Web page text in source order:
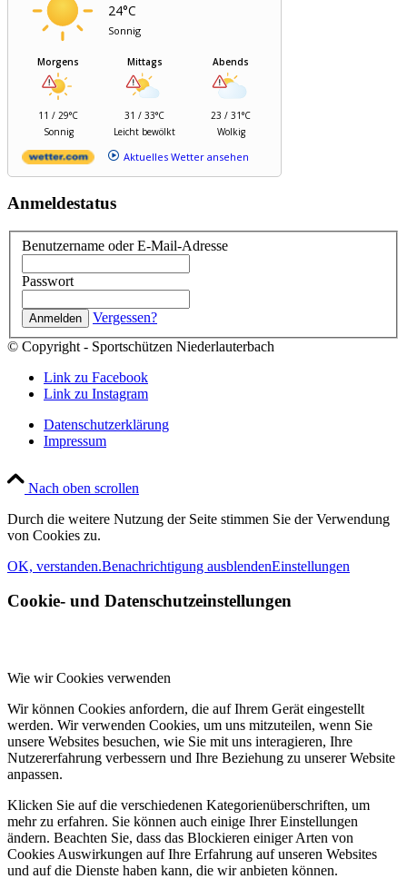
24°C
Sonnig
Morgens
11 / 29°C
Sonnig
Mittags
31 / 33°C
Leicht bewölkt
Abends
23 / 31°C
Wolkig
Aktuelles Wetter ansehen
Anmeldestatus
Benutzername oder E-Mail-Adresse
Passwort
Vergessen?
© Copyright - Sportschützen Niederlauterbach
Link zu Facebook
Link zu Instagram
Datenschutzerklärung
Impressum
Nach oben scrollen
Durch die weitere Nutzung der Seite stimmen Sie der Verwendung
von Cookies zu.
OK, verstanden.Benachrichtigung ausblendenEinstellungen
Cookie- und Datenschutzeinstellungen
Wie wir Cookies verwenden
Wir können Cookies anfordern, die auf Ihrem Gerät eingestellt
werden. Wir verwenden Cookies, um uns mitzuteilen, wenn Sie
unsere Websites besuchen, wie Sie mit uns interagieren, Ihre
Nutzererfahrung verbessern und Ihre Beziehung zu unserer Website
anpassen.
Klicken Sie auf die verschiedenen Kategorienüberschriften, um
mehr zu erfahren. Sie können auch einige Ihrer Einstellungen
ändern. Beachten Sie, dass das Blockieren einiger Arten von
Cookies Auswirkungen auf Ihre Erfahrung auf unseren Websites
und auf die Dienste haben kann, die wir anbieten können.